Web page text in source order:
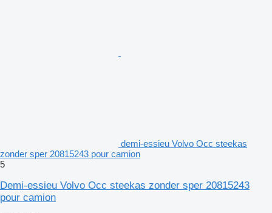
demi-essieu Volvo Occ steekas
zonder sper 20815243 pour camion
5
Demi-essieu Volvo Occ steekas zonder sper 20815243
pour camion